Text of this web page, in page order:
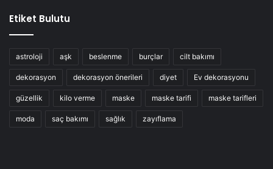
Etiket Bulutu
astroloji aşk beslenme burçlar cilt bakımı
dekorasyon dekorasyon önerileri diyet Ev dekorasyonu
güzellik kilo verme maske maske tarifi maske tarifleri
moda saç bakımı sağlık zayıflama